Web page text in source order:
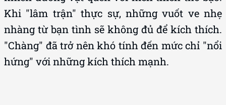
nhàng từ bạn tình sẽ không đủ để kích thích.
"Chàng" đã trở nên khó tính đến mức chỉ "nổi
hứng" với những kích thích mạnh.